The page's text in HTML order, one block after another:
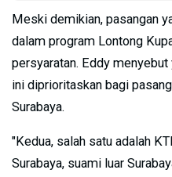
Meski demikian, pasangan
dalam program Lontong
persyaratan. Eddy
ini diprioritaskan bagi
Surabaya.
"Kedua, salah satu adalah
Surabaya, suami luar